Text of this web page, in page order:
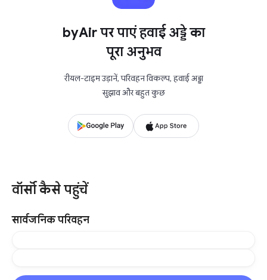
byAir पर पाएं हवाई अड्डे का
पूरा अनुभव
रीयल-टाइम उड़ानें, परिवहन विकल्प, हवाई अड्डा
सुझाव और बहुत कुछ
वॉर्सॉ कैसे पहुंचें
सार्वजनिक परिवहन